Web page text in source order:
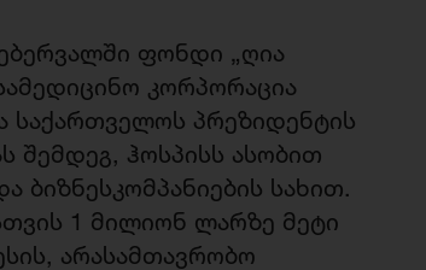
ფონდი „ღია
კორპორაცია
საქართველოს პრეზიდენტის
შემდეგ, ჰოსპისს ასობით
სახით.
1 მილიონ ლარზე მეტი
არასამთავრობო